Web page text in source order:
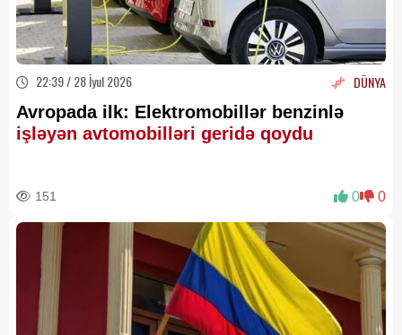
22:39 / 28 İyul 2026 DÜNYA
Avropada ilk: Elektromobillər benzinlə
işləyən avtomobilləri geridə qoydu
151 0 0